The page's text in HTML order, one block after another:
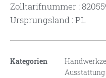
Zolltarifnummer :
Ursprungsland : PL
Kategorien
Ausstattung